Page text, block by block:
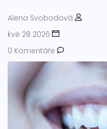
Alena Svobodová
kvě 28 2026
0 Komentáře